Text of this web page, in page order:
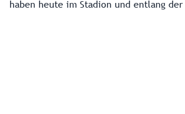
haben heute im Stadion und entlang der